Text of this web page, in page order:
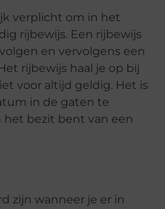
verplicht om in het
rijbewijs. Een rijbewijs
en vervolgens een
rijbewijs haal je op bij
voor altijd geldig. Het is
in de gaten te
het bezit bent van een
zijn wanneer je er in